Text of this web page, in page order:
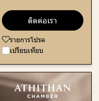
ติดต่อเรา
รายการโปรด
เปรียบเทียบ